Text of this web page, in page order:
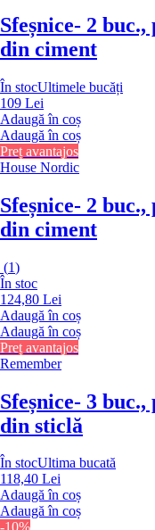
Sfeșnice- 2
din ciment
În stocUltimele bucăți
109 Lei
Adaugă în coș
Adaugă în coș
Preț avantajos
House Nordic
Sfeșnice- 2
din ciment
(1)
În stoc
124,80 Lei
Adaugă în coș
Adaugă în coș
Preț avantajos
Remember
Sfeșnice- 3
din sticlă
În stocUltima bucată
118,40 Lei
Adaugă în coș
Adaugă în coș